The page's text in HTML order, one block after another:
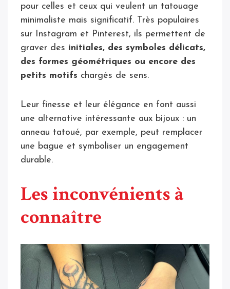
pour celles et ceux qui veulent un tatouage
minimaliste mais significatif. Très populaires
sur Instagram et Pinterest, ils permettent de
graver des initiales, des symboles délicats,
des formes géométriques ou encore des
petits motifs chargés de sens.
Leur finesse et leur élégance en font aussi
une alternative intéressante aux bijoux : un
anneau tatoué, par exemple, peut remplacer
une bague et symboliser un engagement
durable.
Les inconvénients à
connaître